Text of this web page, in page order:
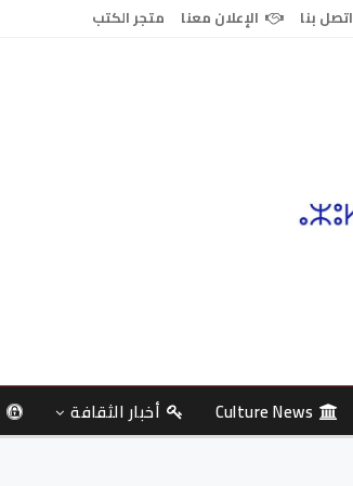
اتصل بنا الإعلان معنا متجر الكتب
Culture News أخبار الثقافة